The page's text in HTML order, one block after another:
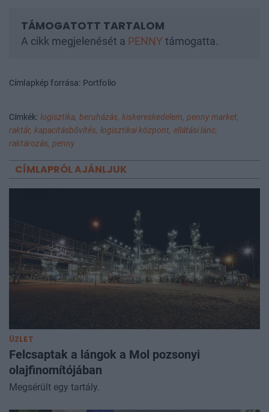
A cikk megjelenését a PENNY támogatta.
Címlapkép forrása: Portfolio
Címkék: logisztika, beruházás, kiskereskedelem, penny market,
raktár, kapacitásbővítés, logisztikai központ, ellátási lánc,
raktározás, penny
CÍMLAPRÓL AJÁNLJUK
ÜZLET
Felcsaptak a lángok a Mol pozsonyi
olajfinomítójában
Megsérült egy tartály.